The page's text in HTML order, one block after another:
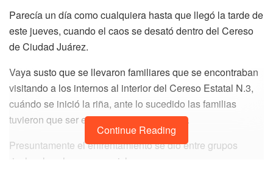
Parecía un día como cualquiera hasta que llegó la tarde de
este jueves, cuando el caos se desató dentro del Cereso
de Ciudad Juárez.
Vaya susto que se llevaron familiares que se encontraban
visitando a los internos al interior del Cereso Estatal N.3,
cuándo se inició la riña, ante lo sucedido las familias
tuvieron que ser evacuadas de inmediato.
Presuntamente el enfrentamiento se dio entre grupos
rivales: los chapos y mexicles.
Continue Reading